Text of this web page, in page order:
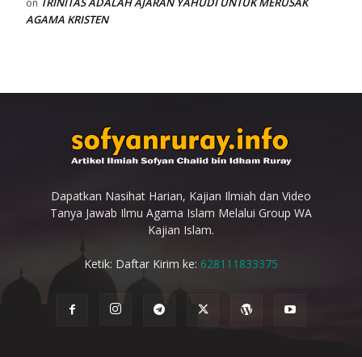
on
AGAMA KRISTEN
Dapatkan Nasihat Harian, Kajian Ilmiah dan Video
Tanya Jawab Ilmu Agama Islam Melalui Group WA
Kajian Islam.
Ketik: Daftar Kirim ke: 628111833375